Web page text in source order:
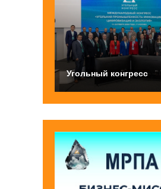
Угольный конгресс